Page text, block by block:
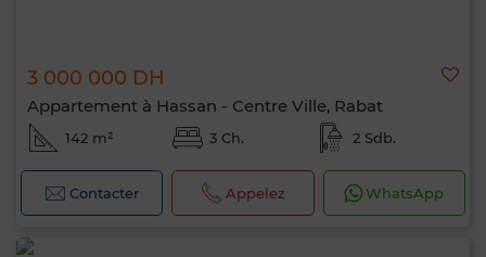
3 000 000 DH
Appartement à Hassan - Centre Ville, Rabat
142 m² 3 Ch. 2 Sdb.
Contacter Appelez WhatsApp